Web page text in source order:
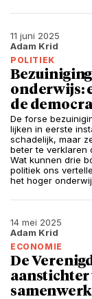
11 juni 2025
Adam Krid
POLITIEK
onderwijs:
de
De forse
lijken in eerste
schadelijk, maar
beter te verklaren
Wat kunnen drie
politiek ons
het hoger
14 mei 2025
Adam Krid
ECONOMIE
De
aanstichter